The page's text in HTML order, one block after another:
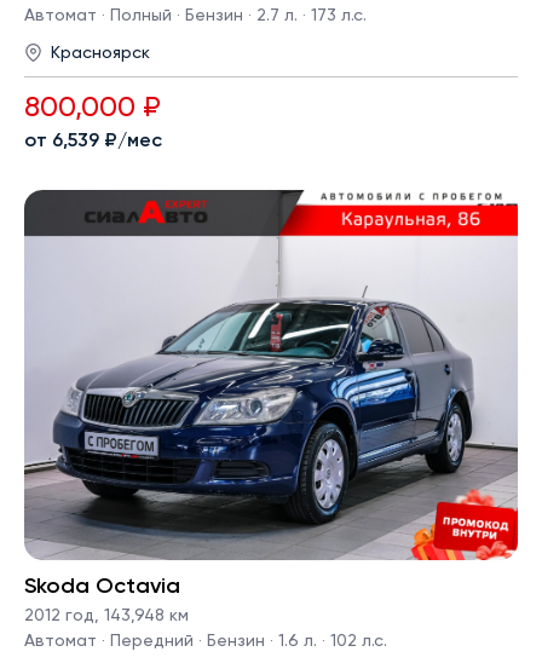
Автомат · Полный · Бензин · 2.7 л. · 173 л.с.
Красноярск
800,000 ₽
от 6,539 ₽/мес
Skoda Octavia
2012 год, 143,948 км
Автомат · Передний · Бензин · 1.6 л. · 102 л.с.